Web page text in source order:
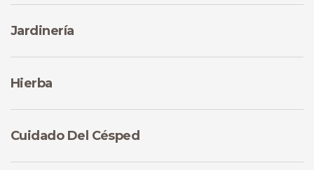
Jardinería
Hierba
Cuidado Del Césped